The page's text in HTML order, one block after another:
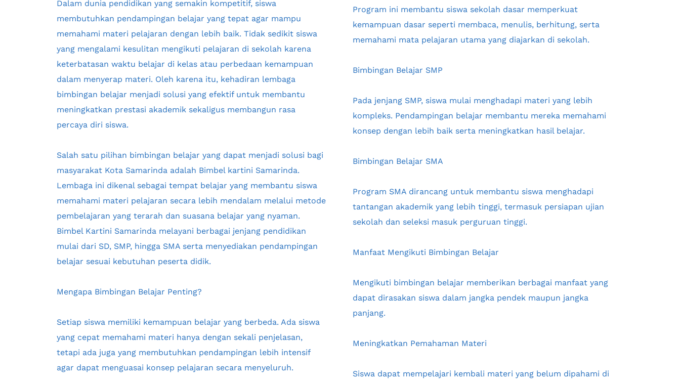
Dalam dunia pendidikan yang semakin kompetitif, siswa
membutuhkan pendampingan belajar yang tepat agar mampu
memahami materi pelajaran dengan lebih baik. Tidak sedikit siswa
yang mengalami kesulitan mengikuti pelajaran di sekolah karena
keterbatasan waktu belajar di kelas atau perbedaan kemampuan
dalam menyerap materi. Oleh karena itu, kehadiran lembaga
bimbingan belajar menjadi solusi yang efektif untuk membantu
meningkatkan prestasi akademik sekaligus membangun rasa
percaya diri siswa.
Salah satu pilihan bimbingan belajar yang dapat menjadi solusi bagi
masyarakat Kota Samarinda adalah Bimbel kartini Samarinda.
Lembaga ini dikenal sebagai tempat belajar yang membantu siswa
memahami materi pelajaran secara lebih mendalam melalui metode
pembelajaran yang terarah dan suasana belajar yang nyaman.
Bimbel Kartini Samarinda melayani berbagai jenjang pendidikan
mulai dari SD, SMP, hingga SMA serta menyediakan pendampingan
belajar sesuai kebutuhan peserta didik.
Mengapa Bimbingan Belajar Penting?
Setiap siswa memiliki kemampuan belajar yang berbeda. Ada siswa
yang cepat memahami materi hanya dengan sekali penjelasan,
tetapi ada juga yang membutuhkan pendampingan lebih intensif
agar dapat menguasai konsep pelajaran secara menyeluruh.
Program ini membantu siswa sekolah dasar memperkuat
kemampuan dasar seperti membaca, menulis, berhitung, serta
memahami mata pelajaran utama yang diajarkan di sekolah.
Bimbingan Belajar SMP
Pada jenjang SMP, siswa mulai menghadapi materi yang lebih
kompleks. Pendampingan belajar membantu mereka memahami
konsep dengan lebih baik serta meningkatkan hasil belajar.
Bimbingan Belajar SMA
Program SMA dirancang untuk membantu siswa menghadapi
tantangan akademik yang lebih tinggi, termasuk persiapan ujian
sekolah dan seleksi masuk perguruan tinggi.
Manfaat Mengikuti Bimbingan Belajar
Mengikuti bimbingan belajar memberikan berbagai manfaat yang
dapat dirasakan siswa dalam jangka pendek maupun jangka
panjang.
Meningkatkan Pemahaman Materi
Siswa dapat mempelajari kembali materi yang belum dipahami di